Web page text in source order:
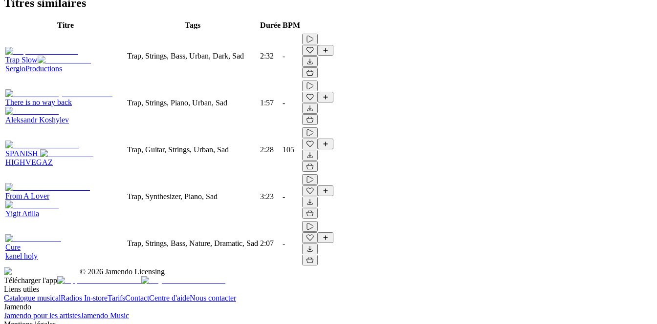
Titres similaires
Titre Tags Durée BPM
Trap Slow
SergioProductions
Trap, Strings, Bass, Urban, Dark, Sad 2:32 -
There is no way back
Aleksandr Koshylev
Trap, Strings, Piano, Urban, Sad 1:57 -
SPANISH
HIGHVEGAZ
Trap, Guitar, Strings, Urban, Sad 2:28 105
From A Lover
Yigit Atilla
Trap, Synthesizer, Piano, Sad 3:23 -
Cure
kanel holy
Trap, Strings, Bass, Nature, Dramatic, Sad 2:07 -
© 2026 Jamendo Licensing
Télécharger l'app
Liens utiles
Catalogue musicalRadios In-storeTarifsContactCentre d'aideNous contacter
Jamendo
Jamendo pour les artistesJamendo Music